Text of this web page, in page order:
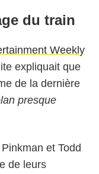
du train
Weekly
expliquait que
de la dernière
presque
et Todd
de leurs